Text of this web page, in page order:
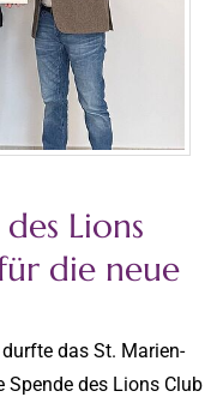
Lions
die neue
das St. Marien-
des Lions Club